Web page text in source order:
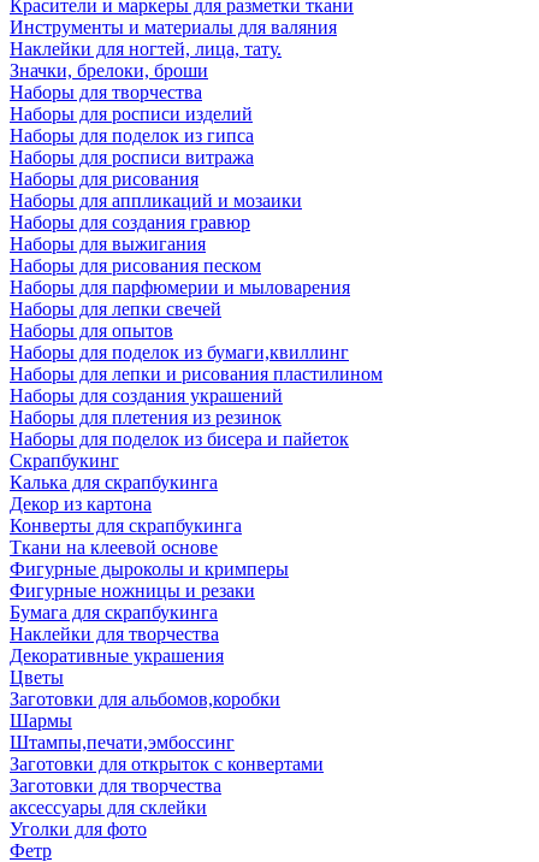
Красители и маркеры для разметки ткани
Инструменты и материалы для валяния
Наклейки для ногтей, лица, тату.
Значки, брелоки, броши
Наборы для творчества
Наборы для росписи изделий
Наборы для поделок из гипса
Наборы для росписи витража
Наборы для рисования
Наборы для аппликаций и мозаики
Наборы для создания гравюр
Наборы для выжигания
Наборы для рисования песком
Наборы для парфюмерии и мыловарения
Наборы для лепки свечей
Наборы для опытов
Наборы для поделок из бумаги,квиллинг
Наборы для лепки и рисования пластилином
Наборы для создания украшений
Наборы для плетения из резинок
Наборы для поделок из бисера и пайеток
Скрапбукинг
Калька для скрапбукинга
Декор из картона
Конверты для скрапбукинга
Ткани на клеевой основе
Фигурные дыроколы и кримперы
Фигурные ножницы и резаки
Бумага для скрапбукинга
Наклейки для творчества
Декоративные украшения
Цветы
Заготовки для альбомов,коробки
Шармы
Штампы,печати,эмбоссинг
Заготовки для открыток с конвертами
Заготовки для творчества
аксессуары для склейки
Уголки для фото
Фетр